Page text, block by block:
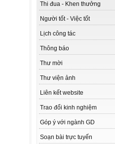
Thi đua - Khen thưởng
Người tốt - Việc tốt
Lịch công tác
Thông báo
Thư mời
Thư viện ảnh
Liên kết website
Trao đổi kinh nghiệm
Góp ý với ngành GD
Soạn bài trực tuyến